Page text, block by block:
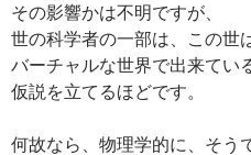
その影響かは不明ですが、
世の科学者の一部は、この世
バーチャルな世界で出来てい
仮説を立てるほどです。
何故なら、物理学的に、そう